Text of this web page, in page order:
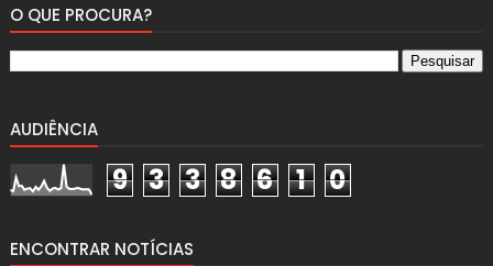
O QUE PROCURA?
AUDIÊNCIA
9 3 3 8 6 1 0
ENCONTRAR NOTÍCIAS